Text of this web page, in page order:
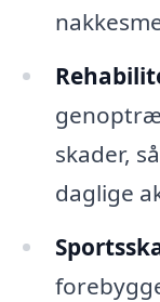
skader,
daglige